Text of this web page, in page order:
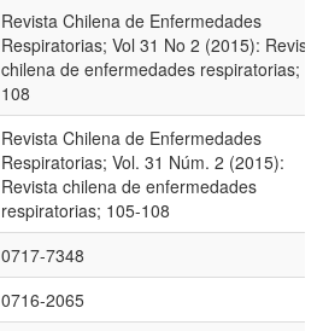
Revista Chilena de Enfermedades
Respiratorias; Vol 31 No 2 (2015): Revista
chilena de enfermedades respiratorias;
108
Revista Chilena de Enfermedades
Respiratorias; Vol. 31 Núm. 2 (2015):
Revista chilena de enfermedades
respiratorias; 105-108
0717-7348
0716-2065